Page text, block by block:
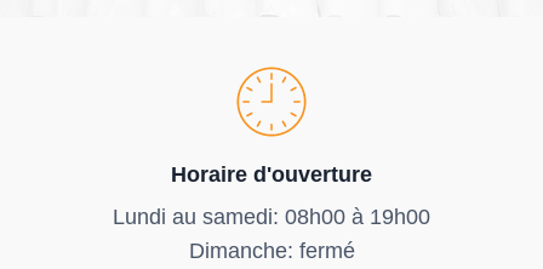
Horaire d'ouverture
Lundi au samedi: 08h00 à 19h00
Dimanche: fermé